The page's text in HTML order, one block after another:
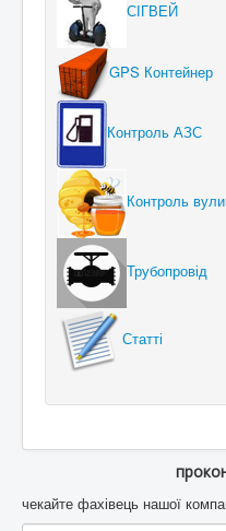
СІГВЕЙ
GPS Контейнер
Контроль АЗС
Контроль
Трубопровід
Статті
чекайте фахівець нашої